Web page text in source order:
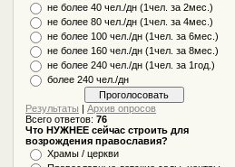
не более 40 чел./дн (1чел. за 2мес.)
не более 80 чел./дн (1чел. за 4мес.)
не более 100 чел./дн (1чел. за 6мес.)
не более 160 чел./дн (1чел. за 8мес.)
не более 240 чел./дн (1чел. за 1год.)
более 240 чел./дн
Результаты |Архив опросов
Всего ответов:76
Что НУЖНЕЕ сейчас строить для
возрождения православия?
Храмы / церкви